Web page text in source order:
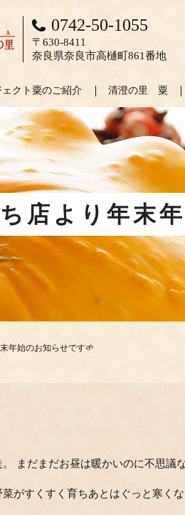
ェクト粟のご紹介 清澄の里 粟
0742-50-1055
〒630-8411
奈良県奈良市高樋町861番地
店より年末
年始のお知らせです🌱
まだまだお昼は暖かいのに不思議
菜がすくすく育ちあとはぐっと